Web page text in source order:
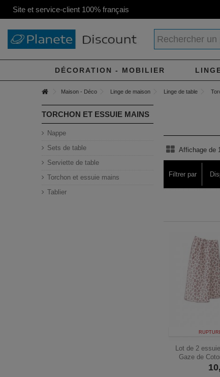
Site et service-client 100% français
DÉCORATION - MOBILIER
Maison - Déco Linge de maison Linge de table
Affichage de
Filtrer par
Lot de 2
Gaze de
TORCHON ET ESSUIE MAINS
Nappe
Sets de table
Serviette de table
Torchon et essuie mains
Tablier